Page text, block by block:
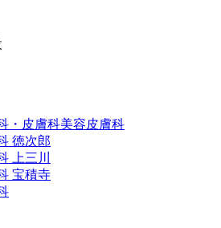
・皮膚科美容皮膚科
徳次郎
上三川
宝積寺